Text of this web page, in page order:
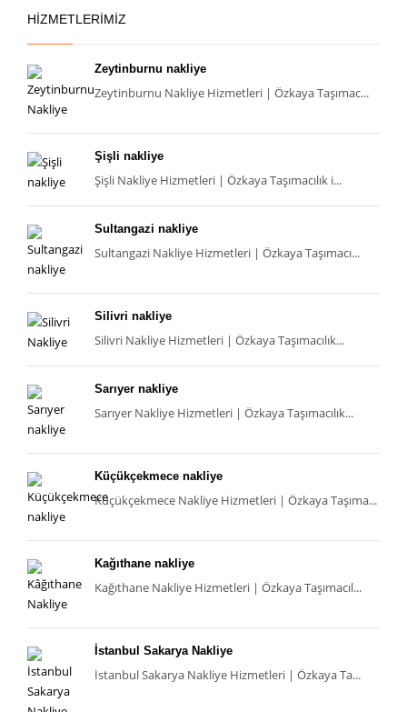
HİZMETLERİMİZ
Zeytinburnu nakliye
Zeytinburnu Nakliye Hizmetleri | Özkaya Taşımac...
Şişli nakliye
Şişli Nakliye Hizmetleri | Özkaya Taşımacılık i...
Sultangazi nakliye
Sultangazi Nakliye Hizmetleri | Özkaya Taşımacı...
Silivri nakliye
Silivri Nakliye Hizmetleri | Özkaya Taşımacılık...
Sarıyer nakliye
Sarıyer Nakliye Hizmetleri | Özkaya Taşımacılık...
Küçükçekmece nakliye
Küçükçekmece Nakliye Hizmetleri | Özkaya Taşıma...
Kağıthane nakliye
Kağıthane Nakliye Hizmetleri | Özkaya Taşımacıl...
İstanbul Sakarya Nakliye
İstanbul Sakarya Nakliye Hizmetleri | Özkaya Ta...